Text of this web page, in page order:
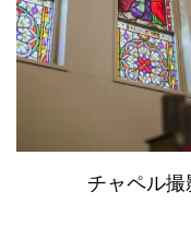
チャペル